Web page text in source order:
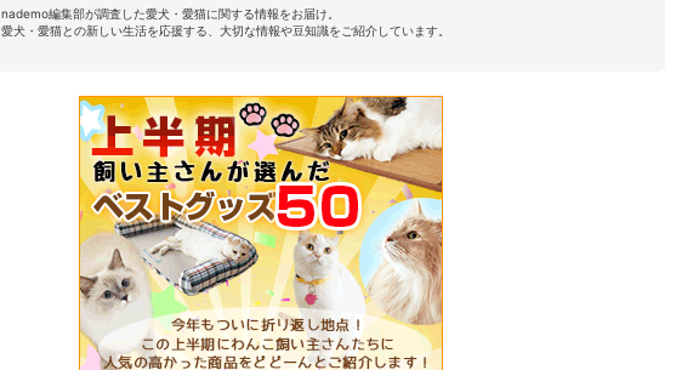
nademo編集部が調査した愛犬・愛猫に関する情報をお届け。
愛犬・愛猫との新しい生活を応援する、大切な情報や豆知識をご紹介しています。